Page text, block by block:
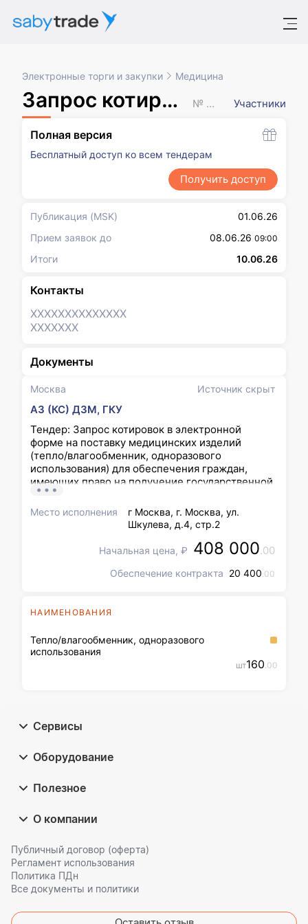
Электронные торги и закупки Медицина
Запрос котировок в электронной форме № XXXXXXX Участники
Москва Источник скрыт
АЗ (КС) ДЗМ, ГКУ
Тендер: Запрос котировок в электронной
форме на поставку медицинских изделий
(тепло/влагообменник, одноразового
использования) для обеспечения граждан,
имеющих право на получение государственной
социальной помощи в городе Москве (МИ2026-
236)
Место исполнения
г Москва, г. Москва, ул.
Шкулева, д.4, стр.2
Начальная цена, ₽ 408 000.00
Обеспечение контракта 20 400.00
НАИМЕНОВАНИЯ
Тепло/влагообменник, одноразового
использования
шт160.00
Полная версия
Бесплатный доступ ко всем тендерам
Получить доступ
Публикация (MSK)
01.06.26
Прием заявок до
08.06.26 09:00
Итоги 10.06.26
Контакты
XXXXXXXXXXXXXX
XXXXXXX
Документы
Сервисы
Оборудование
Полезное
О компании
Публичный договор (оферта)
Регламент использования
Политика ПДн
Все документы и политики